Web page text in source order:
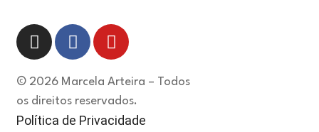
© 2026 Marcela Arteira – Todos
os direitos reservados.
Política de Privacidade